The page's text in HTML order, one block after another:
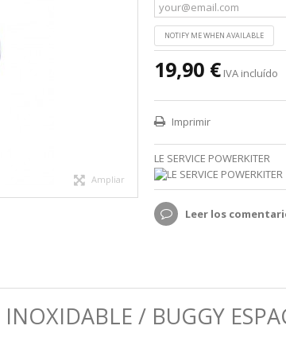
Ampliar
NOTIFY ME WHEN AVAILABLE
19,90 € IVA incluído
Imprimir
LE SERVICE POWERKITER
Leer los
/ BUGGY